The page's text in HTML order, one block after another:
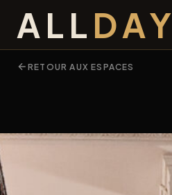
ALLDAY
RETOUR AUX ESPACES